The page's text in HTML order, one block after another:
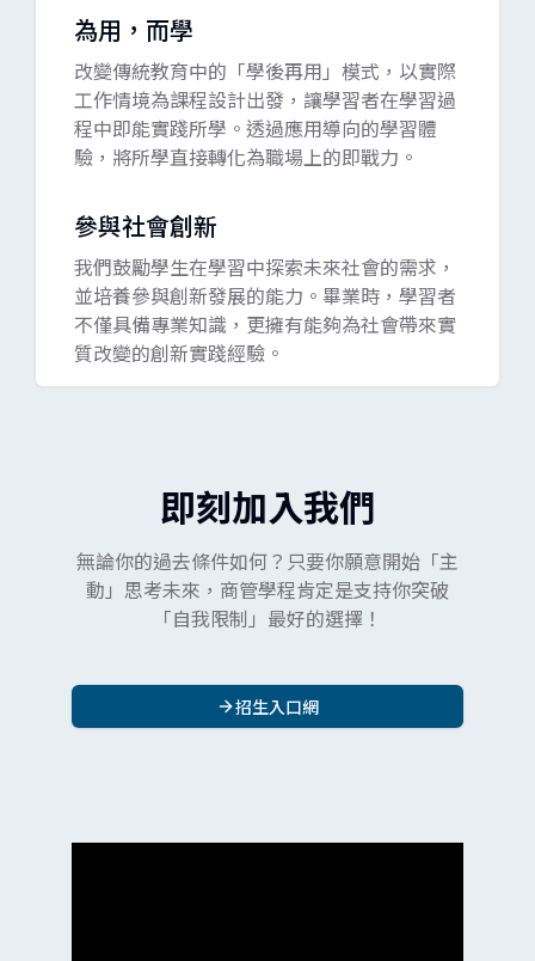
為用，而學
改變傳統教育中的「學後再用」模式，以實際
工作情境為課程設計出發，讓學習者在學習過
程中即能實踐所學。透過應用導向的學習體
驗，將所學直接轉化為職場上的即戰力。
參與社會創新
我們鼓勵學生在學習中探索未來社會的需求，
並培養參與創新發展的能力。畢業時，學習者
不僅具備專業知識，更擁有能夠為社會帶來實
質改變的創新實踐經驗。
即刻加入我們
無論你的過去條件如何？只要你願意開始「主
動」思考未來，商管學程肯定是支持你突破
「自我限制」最好的選擇！
招生入口網